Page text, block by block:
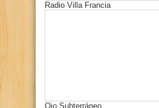
Radio Villa Francia
Ojo Subterráneo